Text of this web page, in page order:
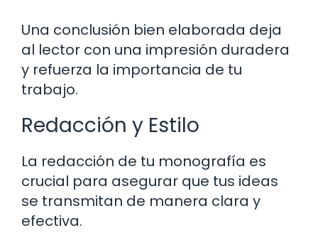
Una conclusión bien elaborada deja
al lector con una impresión duradera
y refuerza la importancia de tu
trabajo.
Redacción y Estilo
La redacción de tu monografía es
crucial para asegurar que tus ideas
se transmitan de manera clara y
efectiva.